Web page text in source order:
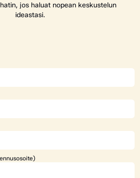
jos haluat nopean keskustelun
ideastasi.